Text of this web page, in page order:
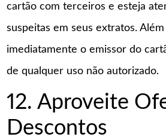
cartão com terceiros e esteja
suspeitas em seus extratos.
imediatamente o emissor do
de qualquer uso não autorizado.
12. Aproveite
Descontos